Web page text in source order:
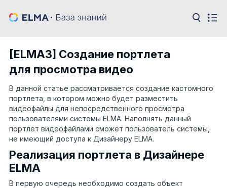
[ELMA3] Создание портлета
для просмотра видео
В данной статье рассматривается создание кастомного
портлета, в котором можно будет разместить
видеофайлы для непосредственного просмотра
пользователями системы ELMA. Наполнять данный
портлет видеофайлами сможет пользователь системы,
не имеющий доступа к Дизайнеру ELMA.
Реализация портлета в Дизайнере
ELMA
В первую очередь необходимо создать объект